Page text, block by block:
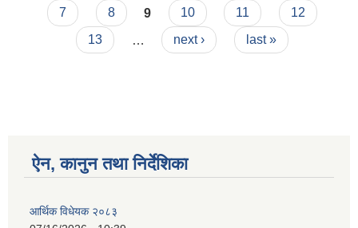
7
8 9 10 11
12
13
next › last »
ऐन, कानुन तथा निर्देशिका
आर्थिक विधेयक २०८३